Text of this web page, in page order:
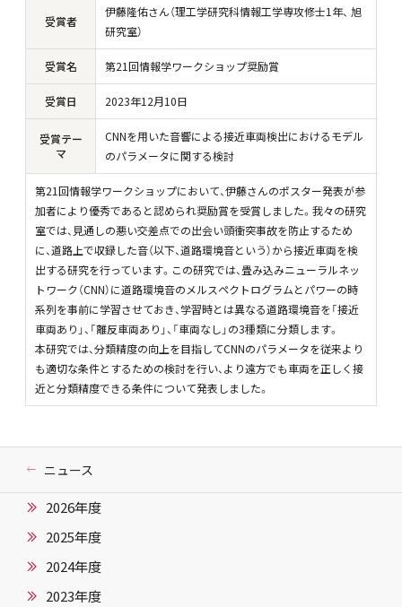
受賞者
伊藤隆佑さん（理工学研究科情報工学専攻修士1年、 旭
研究室）
受賞名 第21回情報学ワークショップ奨励賞
受賞日 2023年12月10日
受賞テー
マ
CNNを用いた音響による接近車両検出におけるモデル
のパラメータに関する検討
第21回情報学ワークショップにおいて、伊藤さんのポスター発表が参
加者により優秀であると認められ奨励賞を受賞しました。我々の研究
室では、 見通しの悪い交差点での出会い頭衝突事故を防止するため
に、道路上で収録した音（以下、道路環境音という）から接近車両を検
出する研究を行っています。 この研究では、畳み込みニューラルネッ
トワーク（CNN）に道路環境音のメルスペクトログラムとパワーの時
系列を事前に学習させておき、学習時とは異なる道路環境音を「接近
車両あり」、「離反車両あり」、「車両なし」の3種類に分類します。
本研究では、分類精度の向上を目指してCNNのパラメータを従来より
も適切な条件とするための検討を行い、より遠方でも車両を正しく接
近と分類精度できる条件について発表しました。
ニュース
2026年度
2025年度
2024年度
2023年度